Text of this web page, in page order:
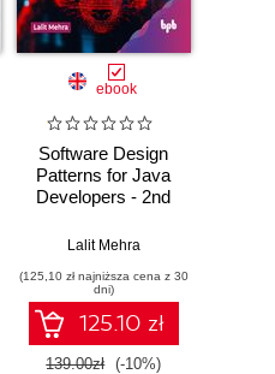
ebook
Software Design
Patterns for Java
Developers - 2nd
Lalit Mehra
(125,10 zł najniższa cena z 30
dni)
125.10 zł
139.00zł (-10%)